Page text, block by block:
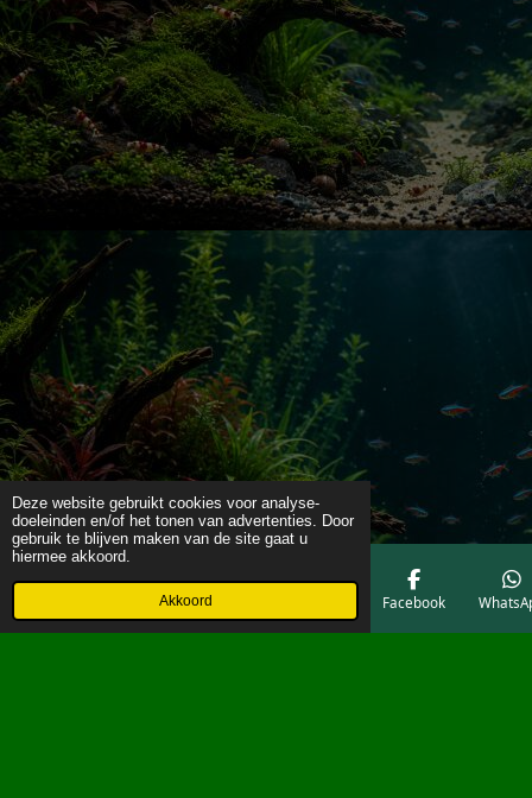
Deze website gebruikt cookies voor analyse-
doeleinden en/of het tonen van advertenties. Door
gebruik te blijven maken van de site gaat u
hiermee akkoord.
Akkoord
Telefoonnummer Facebook